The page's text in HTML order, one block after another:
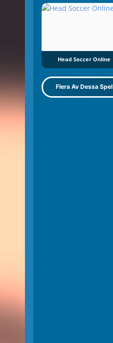
Head Soccer Online
Flera Av Dessa Spel